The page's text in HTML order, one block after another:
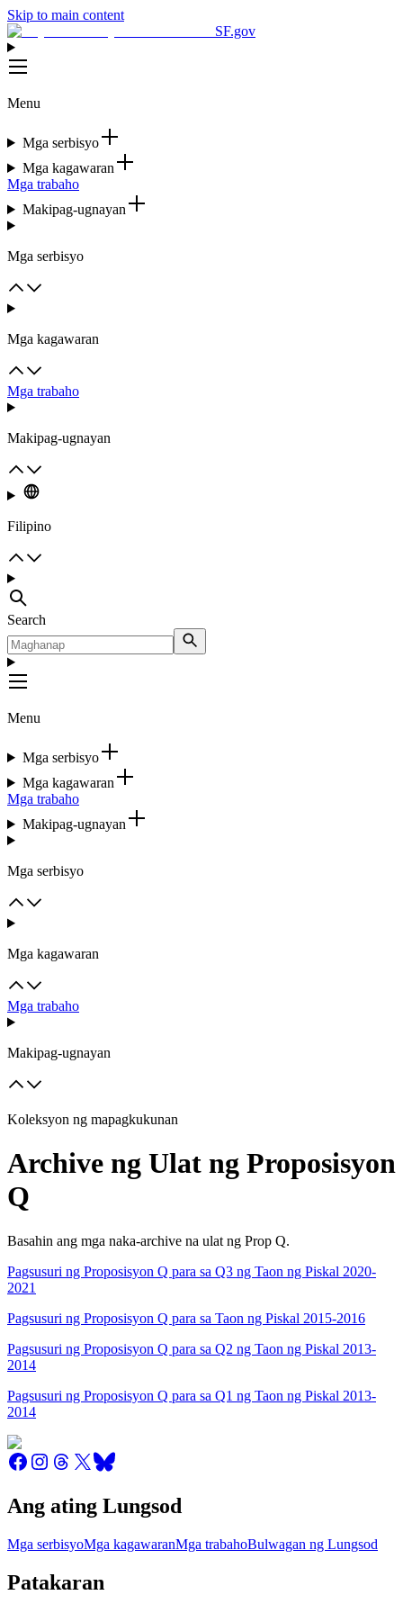
Skip to main content
SF.gov
Menu
Mga serbisyo
Mga kagawaran
Mga trabaho
Makipag-ugnayan
Mga serbisyo
Mga kagawaran
Mga trabaho
Makipag-ugnayan
Filipino
Search
Menu
Mga serbisyo
Mga kagawaran
Mga trabaho
Makipag-ugnayan
Mga serbisyo
Mga kagawaran
Mga trabaho
Makipag-ugnayan
Koleksyon ng mapagkukunan
Archive ng Ulat ng Proposisyon
Q
Basahin ang mga naka-archive na ulat ng Prop Q.
Pagsusuri ng Proposisyon Q para sa Q3 ng Taon ng Piskal 2020-
2021
Pagsusuri ng Proposisyon Q para sa Taon ng Piskal 2015-2016
Pagsusuri ng Proposisyon Q para sa Q2 ng Taon ng Piskal 2013-
2014
Pagsusuri ng Proposisyon Q para sa Q1 ng Taon ng Piskal 2013-
2014
Ang ating Lungsod
Mga serbisyoMga kagawaranMga trabahoBulwagan ng Lungsod
Patakaran